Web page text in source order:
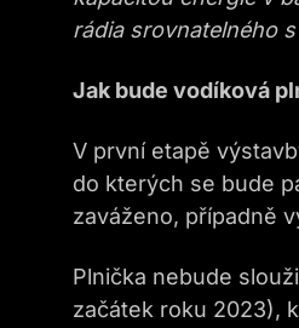
rádia srovnatelného
Jak bude vodíková
V první etapě
do kterých se bude
zaváženo, případně
Plnička nebude
začátek roku 2023),